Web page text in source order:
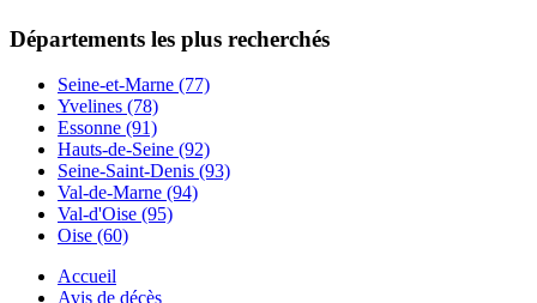
Départements les plus recherchés
Seine-et-Marne (77)
Yvelines (78)
Essonne (91)
Hauts-de-Seine (92)
Seine-Saint-Denis (93)
Val-de-Marne (94)
Val-d'Oise (95)
Oise (60)
Accueil
Avis de décès